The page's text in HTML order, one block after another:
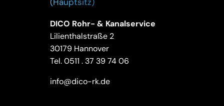
(Hauptsitz)
DICO Rohr- & Kanalservice
Lilienthalstraße 2
30179 Hannover
Tel.0511 . 37 39 74 06
info@dico-rk.de